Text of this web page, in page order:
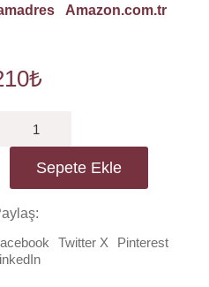
Amazon.com.tr
₺
Sepete Ekle
Twitter X
Pinterest